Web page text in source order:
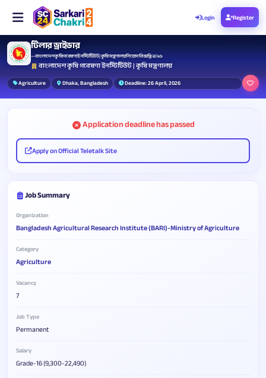
Login Register
টিলার ড্রাইভার
— বাংলাদেশ কৃষি গবেষণা ইনস্টিটিউট | কৃষি মন্ত্রণালয় নিয়োগ বিজ্ঞপ্তি ২০২৬
বাংলাদেশ কৃষি গবেষণা ইনস্টিটিউট | কৃষি মন্ত্রণালয়
Agriculture Dhaka, Bangladesh Deadline: 26 April, 2026
Application deadline has passed
Apply on Official Teletalk Site
Job Summary
Organization
Bangladesh Agricultural Research Institute (BARI)-Ministry of Agriculture
Category
Agriculture
Vacancy
7
Job Type
Permanent
Salary
Grade-16 (9,300-22,490)